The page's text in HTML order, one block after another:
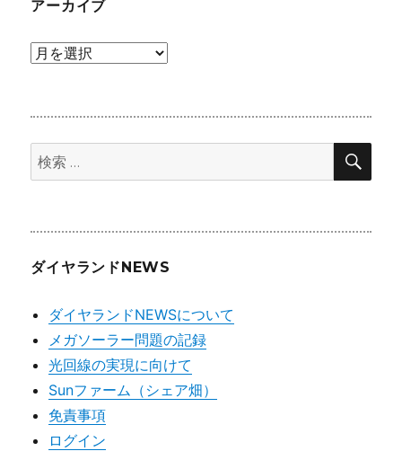
アーカイブ
ア
ブ検
索:
検
ダイヤランドNEWS
ダイヤランドNEWSについて
メガソーラー問題の記録
光回線の実現に向けて
Sunファーム（シェア畑）
免責事項
ログイン